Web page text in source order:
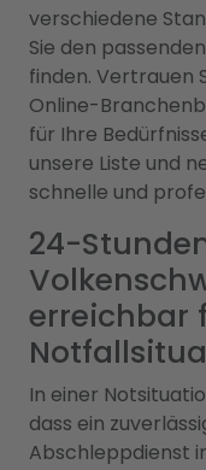
verschiedene
Sie den
finden. Vertrauen
Online-
für Ihre
unsere Liste und
schnelle und
24-
erreichbar
In einer
dass ein
Abschleppdienst